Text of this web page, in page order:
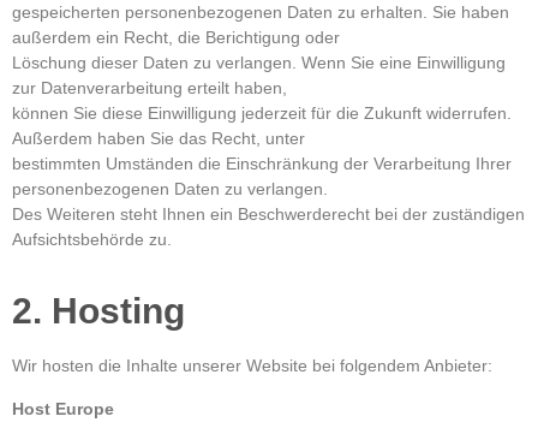
gespeicherten personenbezogenen Daten zu erhalten. Sie haben
außerdem ein Recht, die Berichtigung oder
Löschung dieser Daten zu verlangen. Wenn Sie eine Einwilligung
zur Datenverarbeitung erteilt haben,
können Sie diese Einwilligung jederzeit für die Zukunft widerrufen.
Außerdem haben Sie das Recht, unter
bestimmten Umständen die Einschränkung der Verarbeitung Ihrer
personenbezogenen Daten zu verlangen.
Des Weiteren steht Ihnen ein Beschwerderecht bei der zuständigen
Aufsichtsbehörde zu.
2. Hosting
Wir hosten die Inhalte unserer Website bei folgendem Anbieter:
Host Europe